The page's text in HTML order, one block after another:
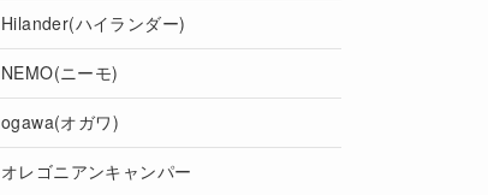
Hilander(ハイランダー)
NEMO(ニーモ)
ogawa(オガワ)
オレゴニアンキャンパー